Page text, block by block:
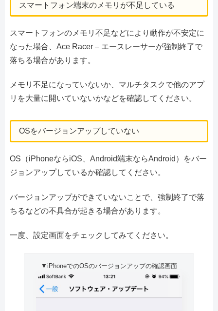
スマートフォン端末のメモリが不足している
スマートフォンのメモリ不足などにより動作が不安定に
なった場合、Ace Racer – エースレーサーが強制終了で
落ちる場合があります。
メモリ不足になっていないか、マルチタスクで他のアプ
リを大量に開いていないかなどを確認してください。
OSをバージョンアップしていない
OS（iPhoneならiOS、Android端末ならAndroid）をバー
ジョンアップしているか確認してください。
バージョンアップができていないことで、強制終了で落
ちるなどの不具合が起きる場合があります。
一度、設定画面をチェックしてみてください。
▼iPhoneでのOSのバージョンアップの確認画面